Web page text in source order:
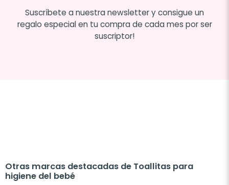
Suscríbete a nuestra newsletter y consigue un
regalo especial en tu compra de cada mes por ser
suscriptor!
Otras marcas destacadas de Toallitas para
higiene del bebé